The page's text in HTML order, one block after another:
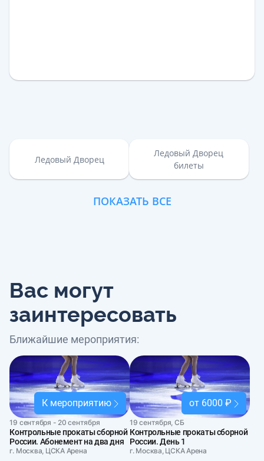
Ледовый Дворец
Ледовый Дворец
билеты
ПОКАЗАТЬ ВСЕ
Вас могут
заинтересовать
Ближайшие мероприятия:
К мероприятию
19 сентября - 20 сентября
Контрольные прокаты сборной
России. Абонемент на два дня
г. Москва, ЦСКА Арена
от 6000 ₽
19 сентября, СБ
Контрольные прокаты сборной
России. День 1
г. Москва, ЦСКА Арена